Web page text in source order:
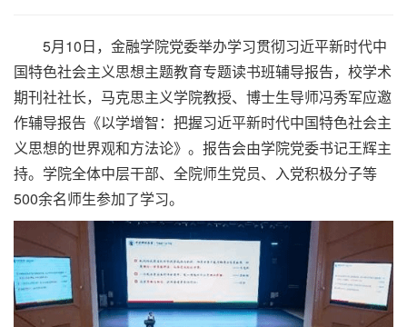
5月10日，金融学院党委举办学习贯彻习近平新时代中
国特色社会主义思想主题教育专题读书班辅导报告，校学术
期刊社社长，马克思主义学院教授、博士生导师冯秀军应邀
作辅导报告《以学增智：把握习近平新时代中国特色社会主
义思想的世界观和方法论》。报告会由学院党委书记王辉主
持。学院全体中层干部、全院师生党员、入党积极分子等
500余名师生参加了学习。